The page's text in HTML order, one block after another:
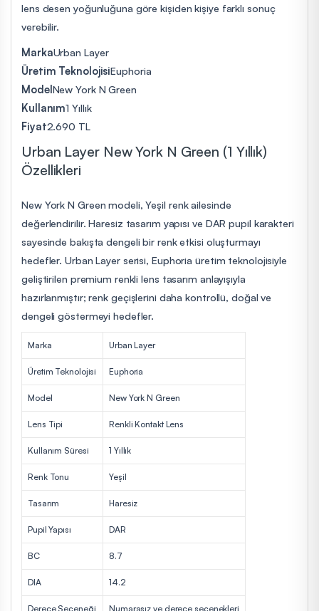
lens desen yoğunluğuna göre kişiden kişiye farklı sonuç
verebilir.
MarkaUrban Layer
Üretim TeknolojisiEuphoria
ModelNew York N Green
Kullanım1 Yıllık
Fiyat2.690 TL
Urban Layer New York N Green (1 Yıllık)
Özellikleri
New York N Green modeli, Yeşil renk ailesinde
değerlendirilir. Haresiz tasarım yapısı ve DAR pupil karakteri
sayesinde bakışta dengeli bir renk etkisi oluşturmayı
hedefler. Urban Layer serisi, Euphoria üretim teknolojisiyle
geliştirilen premium renkli lens tasarım anlayışıyla
hazırlanmıştır; renk geçişlerini daha kontrollü, doğal ve
dengeli göstermeyi hedefler.
Marka Urban Layer
Üretim Teknolojisi Euphoria
Model New York N Green
Lens Tipi Renkli Kontakt Lens
Kullanım Süresi 1 Yıllık
Renk Tonu Yeşil
Tasarım Haresiz
Pupil Yapısı DAR
BC 8.7
DIA 14.2
Derece Seçeneği Numarasız ve derece seçenekleri